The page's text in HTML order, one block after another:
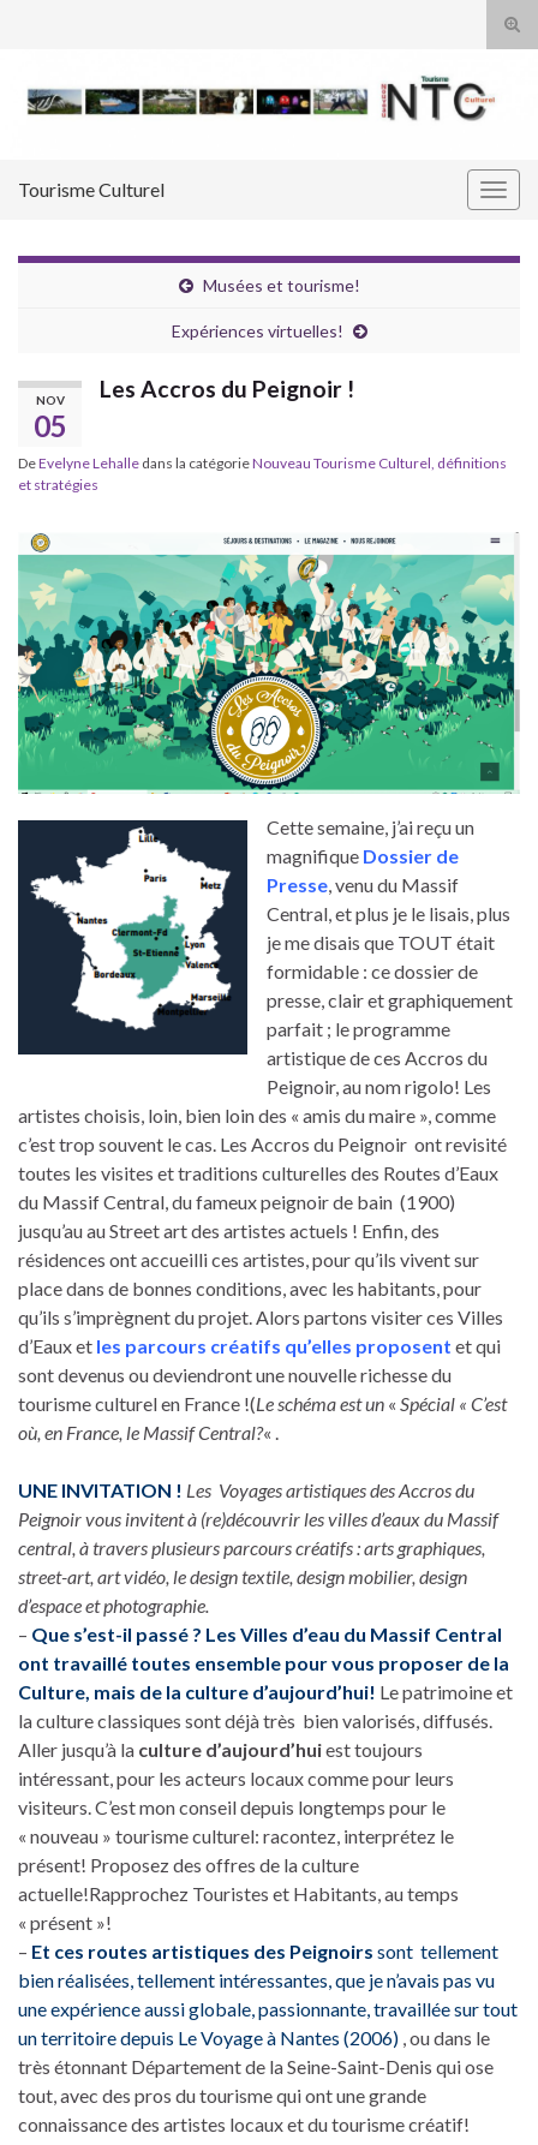
Tourisme Culturel
Musées et tourisme!
Expériences virtuelles!
NOV
05
Les Accros du Peignoir !
DeEvelyne Lehalle dans la catégorieNouveau Tourisme Culturel, définitions
et stratégies
Cette semaine, j’ai reçu un
magnifique Dossier de
Presse , venu du Massif
Central, et plus je le lisais, plus
je me disais que TOUT était
formidable : ce dossier de
presse, clair et graphiquement
parfait ; le programme
artistique de ces Accros du
Peignoir, au nom rigolo! Les
artistes choisis, loin, bien loin des « amis du maire », comme
c’est trop souvent le cas. Les Accros du Peignoir ont revisité
toutes les visites et traditions culturelles des Routes d’Eaux
du Massif Central, du fameux peignoir de bain (1900)
jusqu’au au Street art des artistes actuels ! Enfin, des
résidences ont accueilli ces artistes, pour qu’ils vivent sur
place dans de bonnes conditions, avec les habitants, pour
qu’ils s’imprègnent du projet. Alors partons visiter ces Villes
d’Eaux et les parcours créatifs qu’elles proposent et qui
sont devenus ou deviendront une nouvelle richesse du
tourisme culturel en France !(Le schéma est un « Spécial « C’est
où, en France, le Massif Central?« .
UNE INVITATION ! Les Voyages artistiques des Accros du
Peignoir vous invitent à (re)découvrir les villes d’eaux du Massif
central, à travers plusieurs parcours créatifs : arts graphiques,
street-art, art vidéo, le design textile, design mobilier, design
d’espace et photographie.
– Que s’est-il passé ? Les Villes d’eau du Massif Central
ont travaillé toutes ensemble pour vous proposer de la
Culture, mais de la culture d’aujourd’hui! Le patrimoine et
la culture classiques sont déjà très bien valorisés, diffusés.
Aller jusqu’à la culture d’aujourd’huiest toujours
intéressant, pour les acteurs locaux comme pour leurs
visiteurs. C’est mon conseil depuis longtemps pour le
« nouveau » tourisme culturel: racontez, interprétez le
présent! Proposez des offres de la culture
actuelle!Rapprochez Touristes et Habitants, au temps
« présent »!
– Et ces routes artistiques des Peignoirs sont tellement
bien réalisées, tellement intéressantes, que je n’avais pas vu
une expérience aussi globale, passionnante, travaillée sur tout
un territoire depuis Le Voyage à Nantes (2006) , ou dans le
très étonnant Département de la Seine-Saint-Denis qui ose
tout, avec des pros du tourisme qui ont une grande
connaissance des artistes locaux et du tourisme créatif!